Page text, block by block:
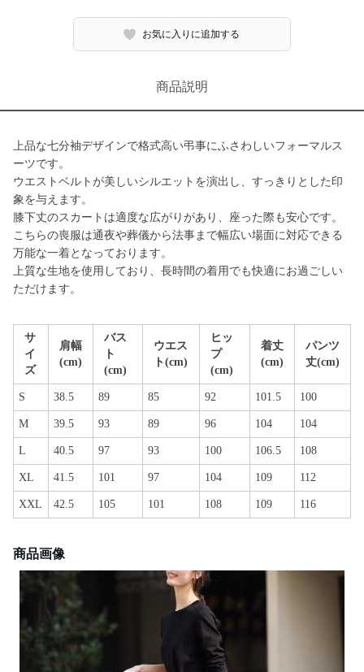
お気に入りに追加する
商品説明
上品な七分袖デザインで格式高い弔事にふさわしいフォーマルス
ーツです。
ウエストベルトが美しいシルエットを演出し、すっきりとした印
象を与えます。
膝下丈のスカートは適度な広がりがあり、座った際も安心です。
こちらの喪服は通夜や葬儀から法事まで幅広い場面に対応できる
万能な一着となっております。
上質な生地を使用しており、長時間の着用でも快適にお過ごしい
ただけます。
サ
イ
ズ
肩幅
(cm)
バス
ト
(cm)
ウエス
ト(cm)
ヒッ
プ
(cm)
着丈
(cm)
パンツ
丈(cm)
S 38.5 89 85 92 101.5 100
M 39.5 93 89 96 104 104
L 40.5 97 93 100 106.5 108
XL 41.5 101 97 104 109 112
XXL 42.5 105 101 108 109 116
商品画像